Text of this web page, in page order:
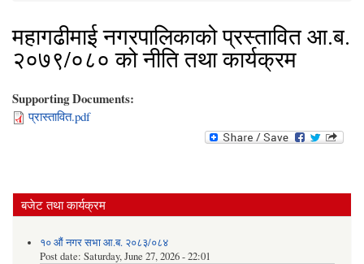
महागढीमाई नगरपालिकाको प्रस्तावित आ.ब.
२०७९/०८० को नीति तथा कार्यक्रम
Supporting Documents:
प्रास्तावित.pdf
बजेट तथा कार्यक्रम
१० औं नगर सभा आ.ब. २०८३/०८४
Post date: Saturday, June 27, 2026 - 22:01